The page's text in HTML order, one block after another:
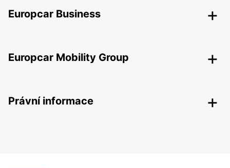
Europcar Business
Europcar Mobility Group
Právní informace